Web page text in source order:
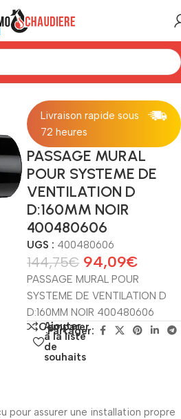
de ventilation
Livraison rapide sous
72 heures
PASSAGE MURAL
POUR SYSTEME DE
VENTILATION D
D:160MM NOIR
400480606
UGS : 400480606
144,75€ 94,09€
PASSAGE MURAL POUR
SYSTEME DE VENTILATION D
D:160MM NOIR 400480606
Comparer
Ajouter
à la liste
de
souhaits
Partager:
pour assurer une installation propre